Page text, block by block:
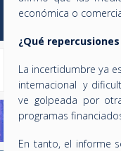
económica o
¿Qué
La incertidumbre ya
internacional y
ve golpeada por
programas
En tanto, el informe